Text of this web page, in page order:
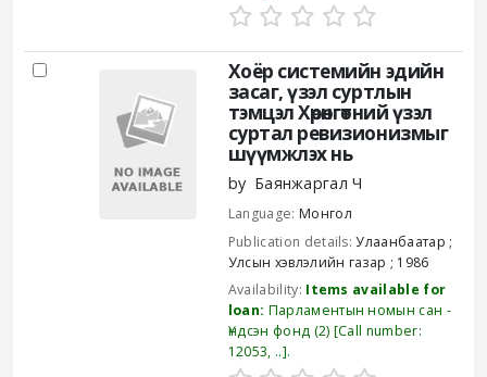
Хоёр системийн эдийн
засаг, үзэл суртлын
тэмцэл Хөрөнгөтний үзэл
суртал ревизионизмыг
шүүмжлэх нь
by Баянжаргал Ч
Language: Монгол
Publication details:Улаанбаатар ;
Улсын хэвлэлийн газар ; 1986
Availability: Items available for
loan: Парламентын номын сан -
Үндсэн фонд (2) Call number:
12053, .. .